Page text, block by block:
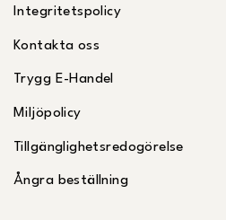
Integritetspolicy
Kontakta oss
Trygg E-Handel
Miljöpolicy
Tillgänglighetsredogörelse
Ångra beställning